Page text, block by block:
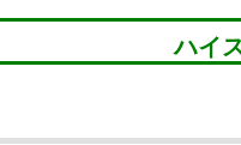
ハイ